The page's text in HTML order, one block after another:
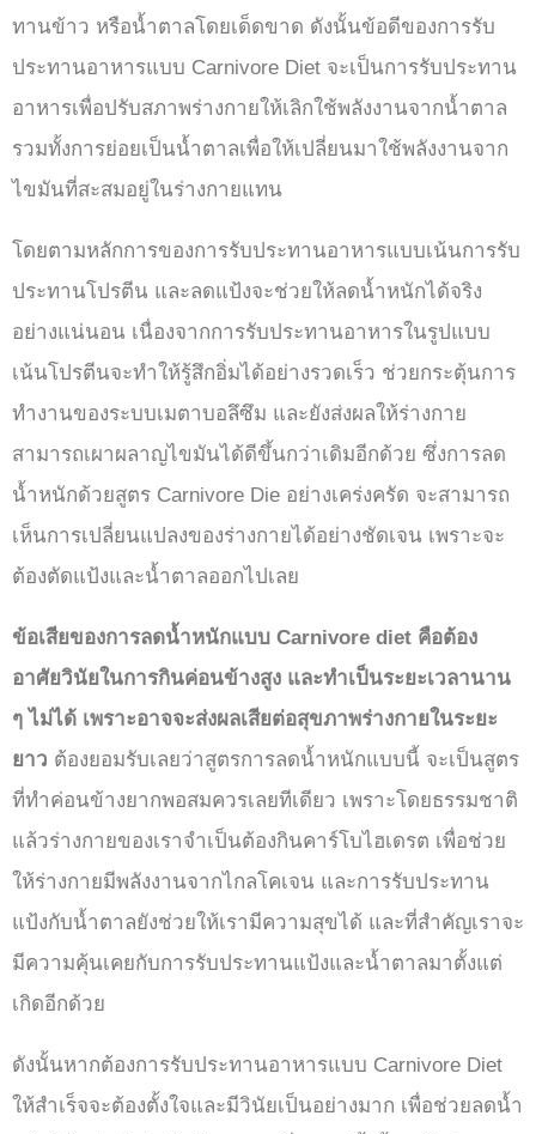
ทานข้าว หรือน้ำตาลโดยเด็ดขาด ดังนั้นข้อดีของการรับ
ประทานอาหารแบบ Carnivore Diet จะเป็นการรับประทาน
อาหารเพื่อปรับสภาพร่างกายให้เลิกใช้พลังงานจากน้ำตาล
รวมทั้งการย่อยเป็นน้ำตาลเพื่อให้เปลี่ยนมาใช้พลังงานจาก
ไขมันที่สะสมอยู่ในร่างกายแทน
โดยตามหลักการของการรับประทานอาหารแบบเน้นการรับ
ประทานโปรตีน และลดแป้งจะช่วยให้ลดน้ำหนักได้จริง
อย่างแน่นอน เนื่องจากการรับประทานอาหารในรูปแบบ
เน้นโปรตีนจะทำให้รู้สึกอิ่มได้อย่างรวดเร็ว ช่วยกระตุ้นการ
ทำงานของระบบเมตาบอลึซึม และยังส่งผลให้ร่างกาย
สามารถเผาผลาญไขมันได้ดีขึ้นกว่าเดิมอีกด้วย ซึ่งการลด
น้ำหนักด้วยสูตร Carnivore Die อย่างเคร่งครัด จะสามารถ
เห็นการเปลี่ยนแปลงของร่างกายได้อย่างชัดเจน เพราะจะ
ต้องตัดแป้งและน้ำตาลออกไปเลย
ข้อเสียของการลดน้ำหนักแบบ Carnivore diet คือต้อง
อาศัยวินัยในการกินค่อนข้างสูง และทำเป็นระยะเวลานาน
ๆ ไม่ได้ เพราะอาจจะส่งผลเสียต่อสุขภาพร่างกายในระยะ
ยาว ต้องยอมรับเลยว่าสูตรการลดน้ำหนักแบบนี้ จะเป็นสูตร
ที่ทำค่อนข้างยากพอสมควรเลยทีเดียว เพราะโดยธรรมชาติ
แล้วร่างกายของเราจำเป็นต้องกินคาร์โบไฮเดรต เพื่อช่วย
ให้ร่างกายมีพลังงานจากไกลโคเจน และการรับประทาน
แป้งกับน้ำตาลยังช่วยให้เรามีความสุขได้ และที่สำคัญเราจะ
มีความคุ้นเคยกับการรับประทานแป้งและน้ำตาลมาตั้งแต่
เกิดอีกด้วย
ดังนั้นหากต้องการรับประทานอาหารแบบ Carnivore Diet
ให้สำเร็จจะต้องตั้งใจและมีวินัยเป็นอย่างมาก เพื่อช่วยลดน้ำ